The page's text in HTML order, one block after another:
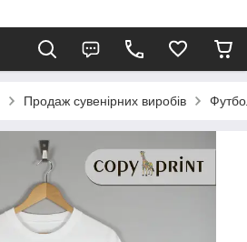
Продаж сувенірних виробів